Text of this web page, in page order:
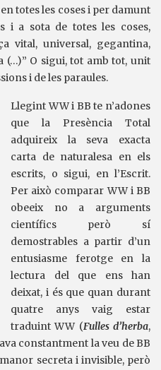
totes les coses i per damunt
i a sota de totes les coses,
vital, universal, gegantina,
(…)” O sigui, tot amb tot, unit
i de les paraules.
Llegint WW i BB te n’adones
que la Presència Total
adquireix la seva exacta
carta de naturalesa en els
escrits, o sigui, en l’Escrit.
Per això comparar WW i BB
obeeix no a arguments
científics però sí
demostrables a partir d’un
entusiasme ferotge en la
lectura del que ens han
deixat, i és que quan durant
quatre anys vaig estar
traduint WW (Fulles d’herba,
constantment la veu de BB
secreta i invisible, però